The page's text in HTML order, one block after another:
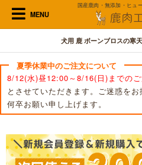
MENU
国産鹿肉・無添加・ヒュ
犬用 鹿 ボーンブロスの寒
夏季休業中のご注文について
8/12(水)昼12:00～8/16(日)までのご
とさせていただきます。ご迷惑を
何卒お願い申し上げます。